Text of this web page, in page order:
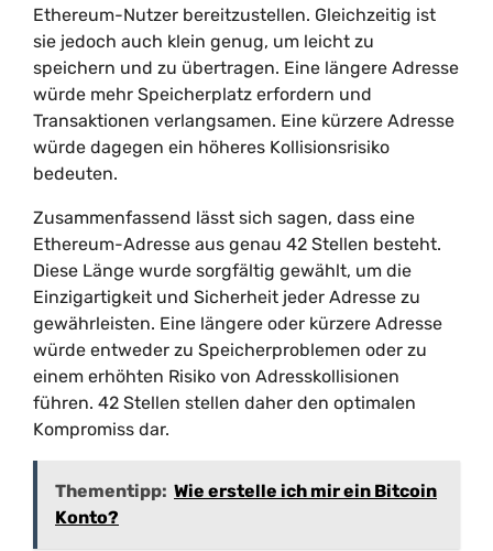
Ethereum-Nutzer bereitzustellen. Gleichzeitig ist
sie jedoch auch klein genug, um leicht zu
speichern und zu übertragen. Eine längere Adresse
würde mehr Speicherplatz erfordern und
Transaktionen verlangsamen. Eine kürzere Adresse
würde dagegen ein höheres Kollisionsrisiko
bedeuten.
Zusammenfassend lässt sich sagen, dass eine
Ethereum-Adresse aus genau 42 Stellen besteht.
Diese Länge wurde sorgfältig gewählt, um die
Einzigartigkeit und Sicherheit jeder Adresse zu
gewährleisten. Eine längere oder kürzere Adresse
würde entweder zu Speicherproblemen oder zu
einem erhöhten Risiko von Adresskollisionen
führen. 42 Stellen stellen daher den optimalen
Kompromiss dar.
Thementipp: Wie erstelle ich mir ein Bitcoin
Konto?